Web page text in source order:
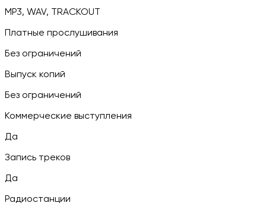
MP3, WAV, TRACKOUT
Платные прослушивания
Без ограничений
Выпуск копий
Без ограничений
Коммерческие выступления
Да
Запись треков
Да
Радиостанции